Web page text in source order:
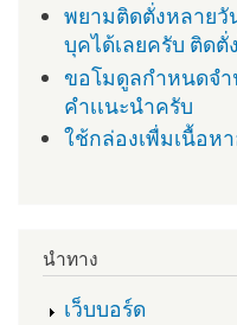
พยามติดตั่งหลายวัน
บุคได้เลยครับ ติดตั่
ขอโมดูลกำหนดจำ
คำเเนะนำครับ
ใช้กล่องเพื่มเนื้อห
นำทาง
เว็บบอร์ด